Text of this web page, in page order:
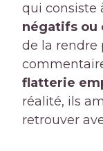
qui consiste
négatifs ou
de la rendre
flatterie
réalité, ils
retrouver